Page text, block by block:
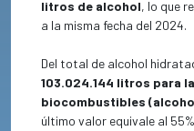
litros de alcohol, lo que
a la misma fecha del 2024.
Del total de alcohol
103.024.144 litros para
biocombustibles
último valor equivale al